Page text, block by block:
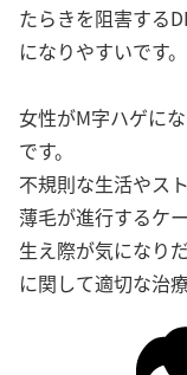
たらきを阻害する
になりやすいです。
女性がM字ハゲに
です。
不規則な生活やス
薄毛が進行するケ
生え際が気になり
に関して適切な治